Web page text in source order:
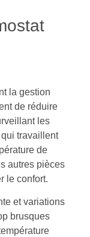
la gestion
de réduire
les
travaillent
de
autres pièces
le confort.
et variations
brusques